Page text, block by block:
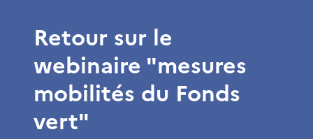
Retour sur le
webinaire "mesures
mobilités du Fonds
vert"